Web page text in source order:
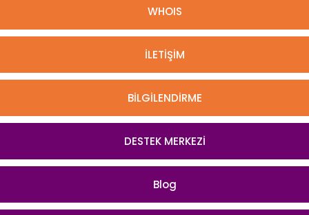
WHOIS
İLETİŞİM
BİLGİLENDİRME
DESTEK MERKEZİ
Blog